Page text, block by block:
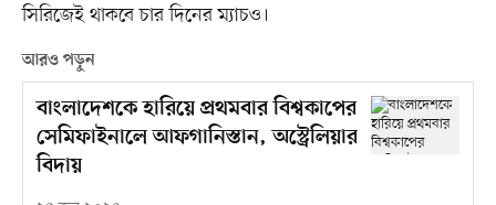
সিরিজেই থাকবে চার দিনের ম্যাচও।
আরও পড়ুন
বাংলাদেশকে হারিয়ে প্রথমবার বিশ্বকাপের
সেমিফাইনালে আফগানিস্তান, অস্ট্রেলিয়ার
বিদায়